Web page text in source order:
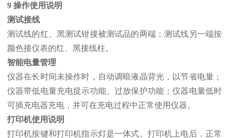
9 操作使用说明
测试接线
测试线的红、黑测试钳接被测试品的两端；测试线另一端按
颜色接仪表的红、黑接线柱。
智能电量管理
仪器在长时间未操作时，自动调暗液晶背光，以节省电量；
仪器带低电量充电提示功能、过放保护功能；仪器电量低时
可插充电器充电，并可在充电过程中正常使用仪器。
打印机使用说明
打印机按键和打印机指示灯是一体式。打印机上电后，正常